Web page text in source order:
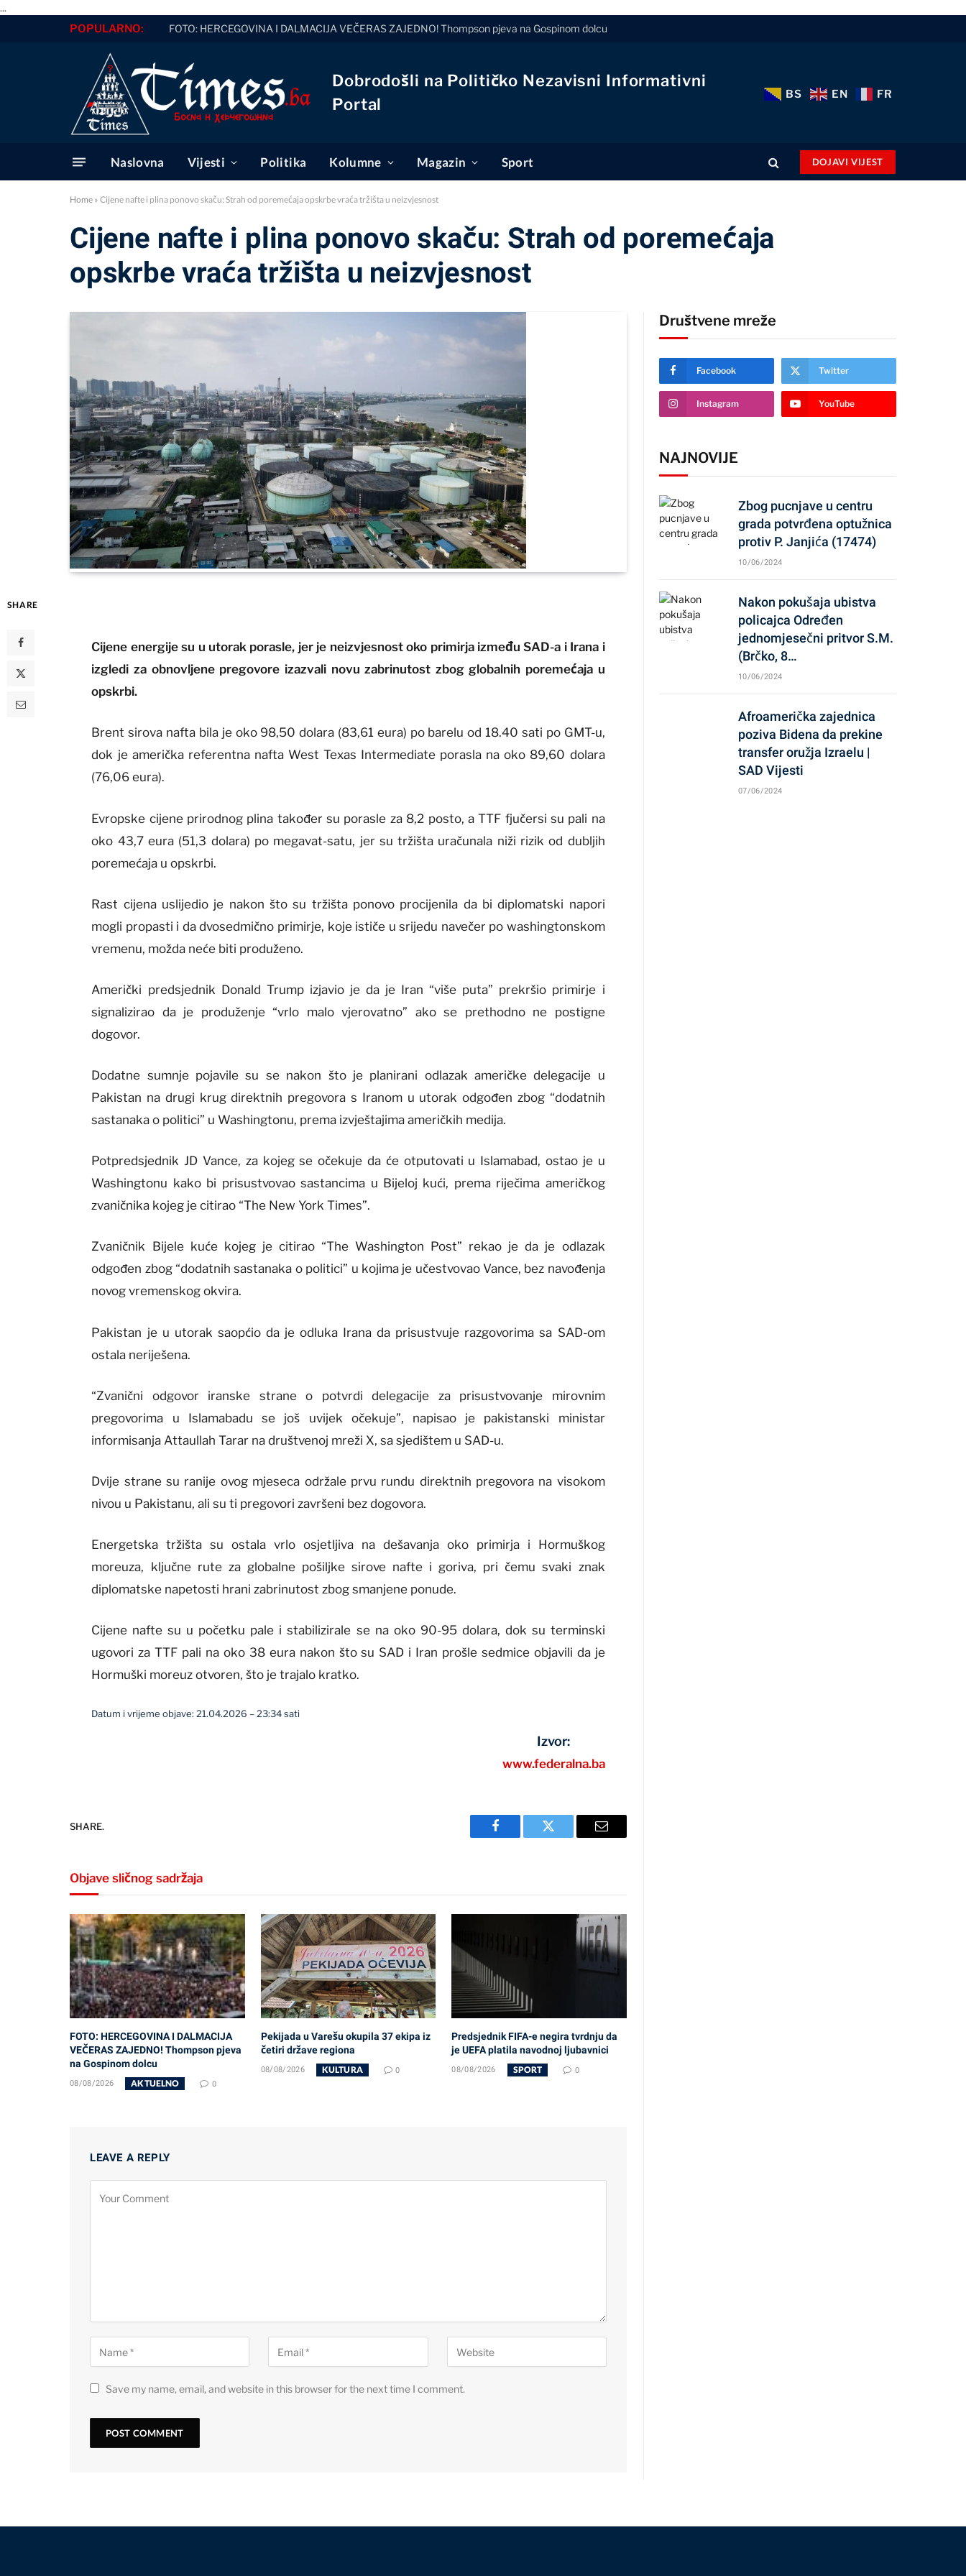
...
POPULARNO: FOTO: HERCEGOVINA I DALMACIJA VEČERAS ZAJEDNO! Thompson pjeva na Gospinom dolcu
Dobrodošli na Političko Nezavisni Informativni
Portal
BS EN FR
Naslovna Vijesti Politika Kolumne Magazin Sport DOJAVI VIJEST
Home » Cijene nafte i plina ponovo skaču: Strah od poremećaja opskrbe vraća tržišta u neizvjesnost
Cijene nafte i plina ponovo skaču: Strah od poremećaja
opskrbe vraća tržišta u neizvjesnost
SHARE
Cijene energije su u utorak porasle, jer je neizvjesnost oko primirja između SAD-a i Irana i
izgledi za obnovljene pregovore izazvali novu zabrinutost zbog globalnih poremećaja u
opskrbi.
Brent sirova nafta bila je oko 98,50 dolara (83,61 eura) po barelu od 18.40 sati po GMT-u,
dok je američka referentna nafta West Texas Intermediate porasla na oko 89,60 dolara
(76,06 eura).
Evropske cijene prirodnog plina također su porasle za 8,2 posto, a TTF fjučersi su pali na
oko 43,7 eura (51,3 dolara) po megavat-satu, jer su tržišta uračunala niži rizik od dubljih
poremećaja u opskrbi.
Rast cijena uslijedio je nakon što su tržišta ponovo procijenila da bi diplomatski napori
mogli propasti i da dvosedmično primirje, koje ističe u srijedu navečer po washingtonskom
vremenu, možda neće biti produženo.
Američki predsjednik Donald Trump izjavio je da je Iran “više puta” prekršio primirje i
signalizirao da je produženje “vrlo malo vjerovatno” ako se prethodno ne postigne
dogovor.
Dodatne sumnje pojavile su se nakon što je planirani odlazak američke delegacije u
Pakistan na drugi krug direktnih pregovora s Iranom u utorak odgođen zbog “dodatnih
sastanaka o politici” u Washingtonu, prema izvještajima američkih medija.
Potpredsjednik JD Vance, za kojeg se očekuje da će otputovati u Islamabad, ostao je u
Washingtonu kako bi prisustvovao sastancima u Bijeloj kući, prema riječima američkog
zvaničnika kojeg je citirao “The New York Times”.
Zvaničnik Bijele kuće kojeg je citirao “The Washington Post” rekao je da je odlazak
odgođen zbog “dodatnih sastanaka o politici” u kojima je učestvovao Vance, bez navođenja
novog vremenskog okvira.
Pakistan je u utorak saopćio da je odluka Irana da prisustvuje razgovorima sa SAD-om
ostala neriješena.
“Zvanični odgovor iranske strane o potvrdi delegacije za prisustvovanje mirovnim
pregovorima u Islamabadu se još uvijek očekuje”, napisao je pakistanski ministar
informisanja Attaullah Tarar na društvenoj mreži X, sa sjedištem u SAD-u.
Dvije strane su ranije ovog mjeseca održale prvu rundu direktnih pregovora na visokom
nivou u Pakistanu, ali su ti pregovori završeni bez dogovora.
Energetska tržišta su ostala vrlo osjetljiva na dešavanja oko primirja i Hormuškog
moreuza, ključne rute za globalne pošiljke sirove nafte i goriva, pri čemu svaki znak
diplomatske napetosti hrani zabrinutost zbog smanjene ponude.
Cijene nafte su u početku pale i stabilizirale se na oko 90-95 dolara, dok su terminski
ugovori za TTF pali na oko 38 eura nakon što su SAD i Iran prošle sedmice objavili da je
Hormuški moreuz otvoren, što je trajalo kratko.
Datum i vrijeme objave: 21.04.2026 – 23:34 sati
Izvor:
www.federalna.ba
SHARE.
Facebook Twitter Email
Objave sličnog sadržaja
FOTO: HERCEGOVINA I DALMACIJA
VEČERAS ZAJEDNO! Thompson pjeva
na Gospinom dolcu
08/08/2026 AKTUELNO 0
Pekijada u Varešu okupila 37 ekipa iz
četiri države regiona
08/08/2026 KULTURA 0
Predsjednik FIFA-e negira tvrdnju da
je UEFA platila navodnoj ljubavnici
08/08/2026 SPORT 0
LEAVE A REPLY
Save my name, email, and website in this browser for the next time I comment.
Društvene mreže
Facebook Twitter
Instagram YouTube
NAJNOVIJE
Zbog pucnjave u centru
grada potvrđena optužnica
protiv P. Janjića (17474)
10/06/2024
Nakon pokušaja ubistva
policajca Određen
jednomjesečni pritvor S.M.
(Brčko, 8…
10/06/2024
Afroamerička zajednica
poziva Bidena da prekine
transfer oružja Izraelu |
SAD Vijesti
07/06/2024